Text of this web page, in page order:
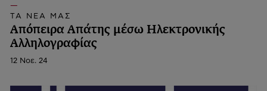
ΤΑ ΝΕΑ ΜΑΣ
Απόπειρα Απάτης μέσω Ηλεκτρονικής
Αλληλογραφίας
12 Νοε. 24